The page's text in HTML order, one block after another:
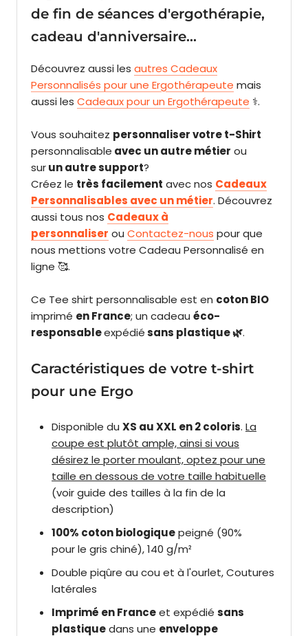
de fin de séances d'ergothérapie,
cadeau d'anniversaire...
Découvrez aussi les autres Cadeaux
Personnalisés pour une Ergothérapeute mais
aussi les Cadeaux pour un Ergothérapeute ⚕️.
Vous souhaitez personnaliser votre t-Shirt
personnalisable avec un autre métier ou
surun autre support?
Créez le très facilement avec nos Cadeaux
Personnalisables avec un métier. Découvrez
aussi tous nos Cadeaux à
personnaliser ou Contactez-nous pour que
nous mettions votre Cadeau Personnalisé en
ligne 🥰.
Ce Tee shirt personnalisable est en coton BIO
imprimé en France; un cadeau éco-
responsableexpédiésans plastique 🌿.
Caractéristiques de votre t-shirt
pour une Ergo
Disponible du XS au XXL en 2 coloris. La
coupe est plutôt ample, ainsi si vous
désirez le porter moulant, optez pour une
taille en dessous de votre taille habituelle
(voir guide des tailles à la fin de la
description)
100% coton biologiquepeigné (90%
pour le gris chiné), 140 g/m²
Double piqûre au cou et à l'ourlet, Coutures
latérales
Imprimé en Franceet expédié sans
plastiquedans une enveloppe